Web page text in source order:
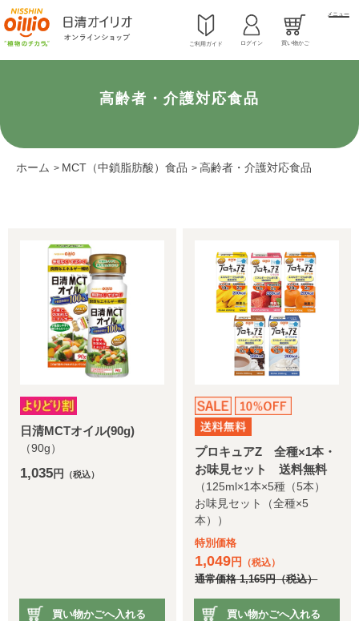
ご利用ガイド ログイン 買い物かご
メニュー
高齢者・介護対応食品
日清MCTオイル(90g)
（90g）
1,035 円 （税込）
買い物かごへ入れる
プロキュアZ 全種×1本・
お味見セット 送料無料
（125ml×1本×5種（5本）
お味見セット（全種×5
本））
特別価格
1,049円 （税込）
通常価格1,165円（税込）
買い物かごへ入れる
ホーム > MCT（中鎖脂肪酸）食品 > 高齢者・介護対応食品